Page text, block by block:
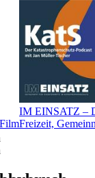
IM EINSATZ –
Freizeit,